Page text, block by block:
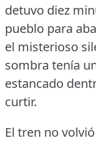
detuvo diez
pueblo para
el misterioso
sombra tenía
estancado
curtir.
El tren no